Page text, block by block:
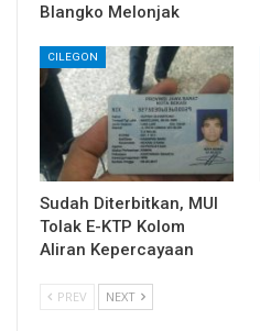
Blangko Melonjak
CILEGON
Sudah Diterbitkan, MUI
Tolak E-KTP Kolom
Aliran Kepercayaan
PREV NEXT